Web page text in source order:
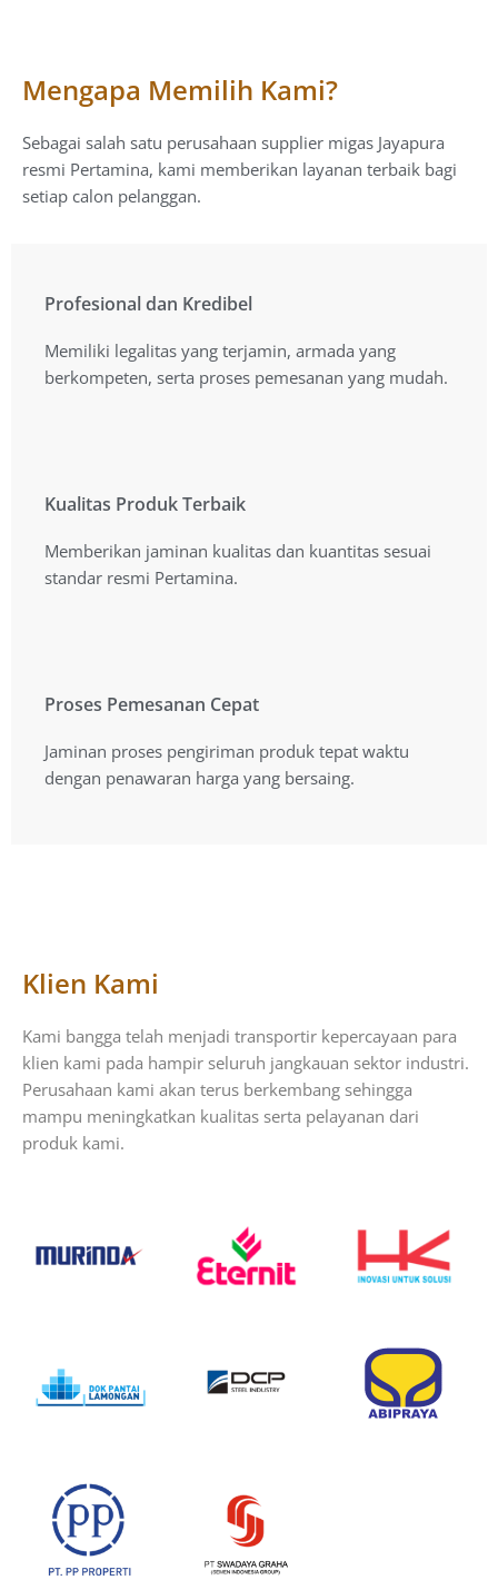
Mengapa Memilih Kami?
Sebagai salah satu perusahaan supplier migas Jayapura
resmi Pertamina, kami memberikan layanan terbaik bagi
setiap calon pelanggan.
Profesional dan Kredibel
Memiliki legalitas yang terjamin, armada yang
berkompeten, serta proses pemesanan yang mudah.
Profesional dan Kredibel
Memiliki legalitas yang terjamin, armada yang
berkompeten, serta proses pemesanan yang mudah.
Kualitas Produk Terbaik
Memberikan jaminan kualitas dan kuantitas sesuai
standar resmi Pertamina.
Kualitas Produk Terbaik
Memberikan jaminan kualitas dan kuantitas sesuai
standart resmi Pertamina.
Proses Pemesanan Cepat
Jaminan proses pengiriman produk tepat waktu
dengan penawaran harga yang bersaing.
Proses Pemesanan Cepat
Jaminan proses pengiriman produk tepat waktu
dengan penawaran harga yang bersaing.
Klien Kami
Kami bangga telah menjadi transportir kepercayaan para
klien kami pada hampir seluruh jangkauan sektor industri.
Perusahaan kami akan terus berkembang sehingga
mampu meningkatkan kualitas serta pelayanan dari
produk kami.